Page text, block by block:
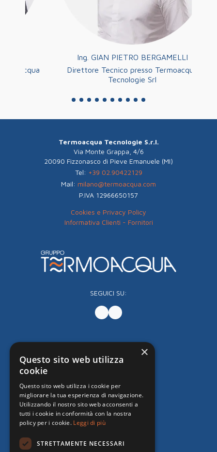
Ing. GIAN PIETRO BERGAMELLI
Direttore Tecnico presso Termoacqua
Tecnologie Srl
Termoacqua Tecnologie S.r.l.
Via Monte Grappa, 4/6
20090 Fizzonasco di Pieve Emanuele (MI)
Tel: +39 02.90422129
Mail: milano@termoacqua.com
P.IVA 12966650157
Cookies e Privacy Policy
Informativa Clienti - Fornitori
SEGUICI SU:
×
Questo sito web utilizza
cookie
Questo sito web utilizza i cookie per
migliorare la tua esperienza di navigazione.
Utilizzando il nostro sito web acconsenti a
tutti i cookie in conformità con la nostra
policy per i cookie. Leggi di più
STRETTAMENTE NECESSARI